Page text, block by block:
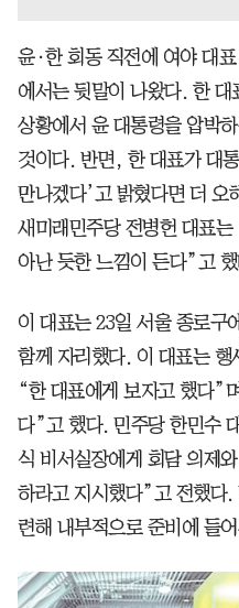
윤·한 회동 직전에 여야 대
에서는 뒷말이 나왔다. 한
상황에서 윤 대통령을 압박
것이다. 반면, 한 대표가 대
만나겠다’고 밝혔다면 더 오
새미래민주당 전병헌 대표
아난 듯한 느낌이 든다”고
이 대표는 23일 서울 종로구
함께 자리했다. 이 대표는 행
“한 대표에게 보자고 했다”
다”고 했다. 민주당 한민수
식 비서실장에게 회담 의제
하라고 지시했다”고 전했다
련해 내부적으로 준비에 들